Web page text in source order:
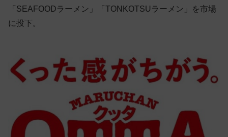
「SEAFOODラーメン」「TONKOTSUラーメン」を市場
に投下。